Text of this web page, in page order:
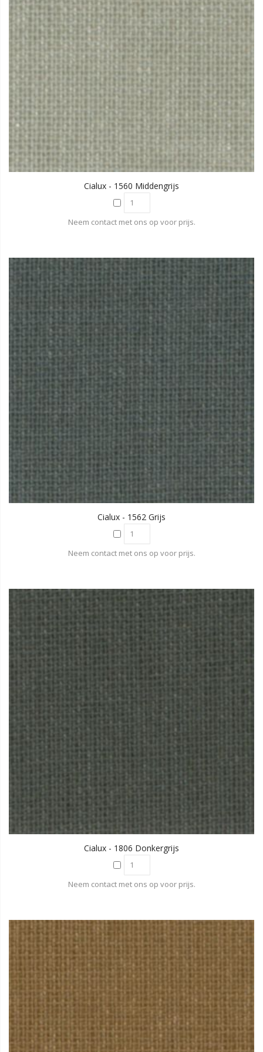
Cialux - 1560 Middengrijs
Neem contact met ons op voor prijs.
Cialux - 1562 Grijs
Neem contact met ons op voor prijs.
Cialux - 1806 Donkergrijs
Neem contact met ons op voor prijs.